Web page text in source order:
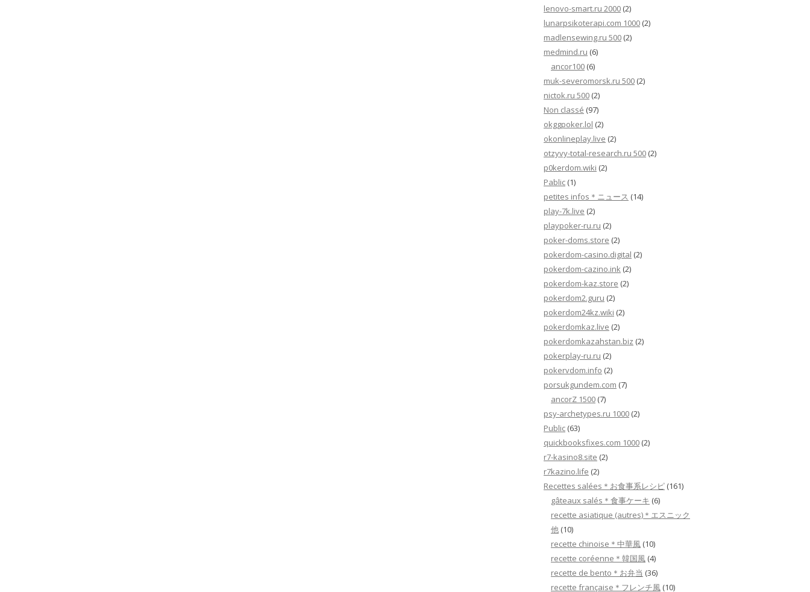
lenovo-smart.ru 2000 (2)
lunarpsikoterapi.com 1000 (2)
madlensewing.ru 500 (2)
medmind.ru (6)
ancor100 (6)
muk-severomorsk.ru 500 (2)
nictok.ru 500 (2)
Non classé (97)
okggpoker.lol (2)
okonlineplay.live (2)
otzyvy-total-research.ru 500 (2)
p0kerdom.wiki (2)
Pablic (1)
petites infos＊ニュース (14)
play-7k.live (2)
playpoker-ru.ru (2)
poker-doms.store (2)
pokerdom-casino.digital (2)
pokerdom-cazino.ink (2)
pokerdom-kaz.store (2)
pokerdom2.guru (2)
pokerdom24kz.wiki (2)
pokerdomkaz.live (2)
pokerdomkazahstan.biz (2)
pokerplay-ru.ru (2)
pokervdom.info (2)
porsukgundem.com (7)
ancorZ 1500 (7)
psy-archetypes.ru 1000 (2)
Public (63)
quickbooksfixes.com 1000 (2)
r7-kasino8.site (2)
r7kazino.life (2)
Recettes salées＊お食事系レシピ (161)
gâteaux salés＊食事ケーキ (6)
recette asiatique (autres)＊エスニック
他 (10)
recette chinoise＊中華風 (10)
recette coréenne＊韓国風 (4)
recette de bento＊お弁当 (36)
recette française＊フレンチ風 (10)